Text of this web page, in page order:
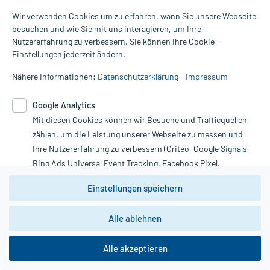
Alle Preise gelten inkl. MwSt., ggf. zzgl. Versandkosten
informative Zwecke zur Verfügung gestellt. Sie ersetzen keinesfalls
die Untersuchung und Behandlung durch einen Arzt. Bitte
beachten Sie, dass hierdurch weder Diagnosen gestellt noch
Therapien eingeleitet werden können. | Diese Webseite benutzt
Wir verwenden Cookies um zu erfahren, wann Sie unsere Webseite
besuchen und wie Sie mit uns interagieren, um Ihre
Nutzererfahrung zu verbessern. Sie können Ihre Cookie-
Einstellungen jederzeit ändern.
Nähere Informationen: Datenschutzerklärung Impressum
Google Analytics
Mit diesen Cookies können wir Besuche und Trafficquellen
zählen, um die Leistung unserer Webseite zu messen und
Ihre Nutzererfahrung zu verbessern (Criteo, Google Signals,
Bing Ads Universal Event Tracking, Facebook Pixel,
Youtube-Social Plugin).
Wir weisen darauf hin, dass die
zwingend den Europäischen Anforderungen gem. EU-
DSGVO genügen und ein Datentransfer in Drittstaaten bzw.
Daten dort verarbeitet werden, kann nicht geprüft und
nachvollzogen werden.
Einstellungen speichern
Alle ablehnen
Alle akzeptieren